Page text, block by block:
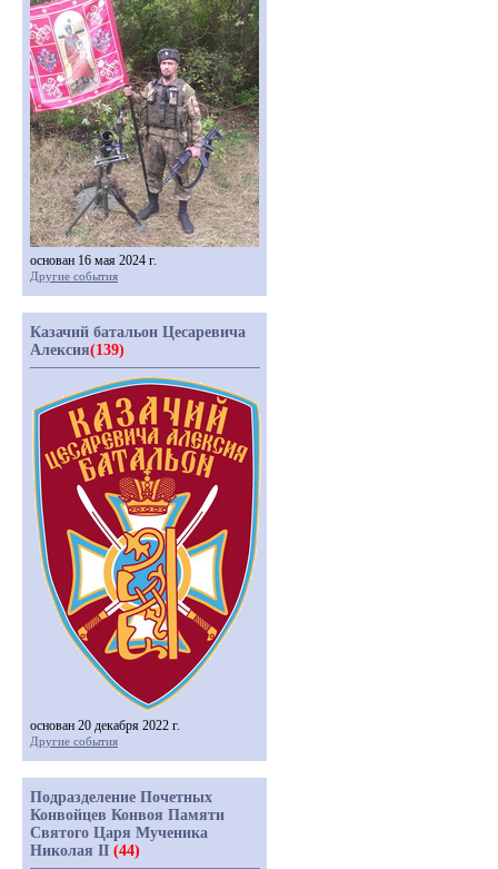
основан 16 мая 2024 г.
Другие события
Казачий батальон Цесаревича
Алексия(139)
основан 20 декабря 2022 г.
Другие события
Подразделение Почетных
Конвойцев Конвоя Памяти
Святого Царя Мученика
Николая II (44)